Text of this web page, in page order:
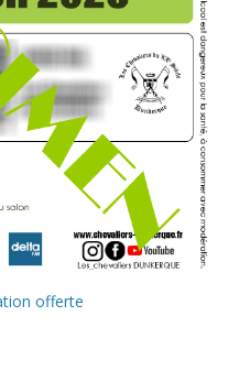
offerte